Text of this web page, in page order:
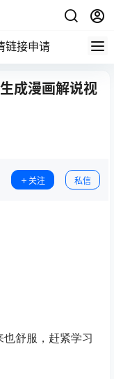
链接申请
成漫画解说视
关注 私信
舒服，赶紧学习